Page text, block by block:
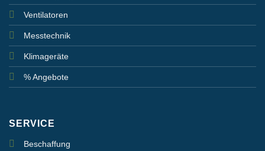
Ventilatoren
Messtechnik
Klimageräte
% Angebote
SERVICE
Beschaffung